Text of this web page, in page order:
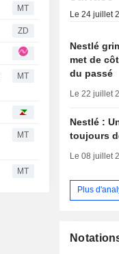
MT
ZD
MT
MT
MT
Le 24 juillet
Nestlé
met de
du passé
Le 22 juillet
Nestlé :
toujours
Le 08 juillet
Plus